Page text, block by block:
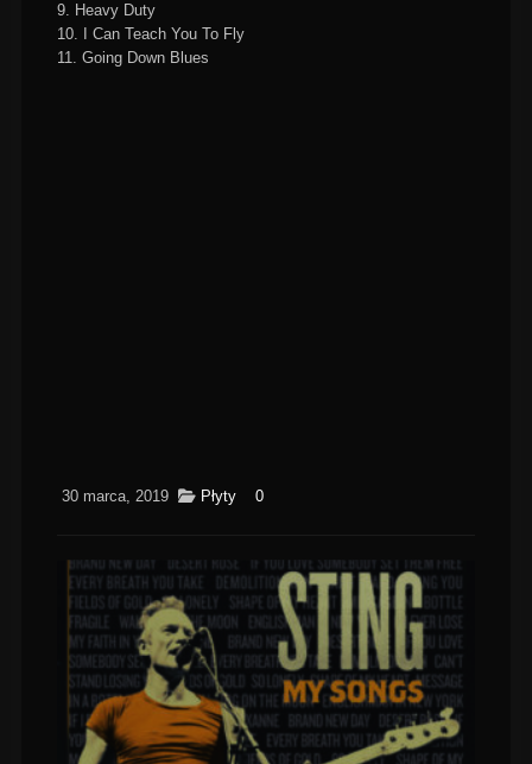
9. Heavy Duty
10. I Can Teach You To Fly
11. Going Down Blues
30 marca, 2019 Płyty 0